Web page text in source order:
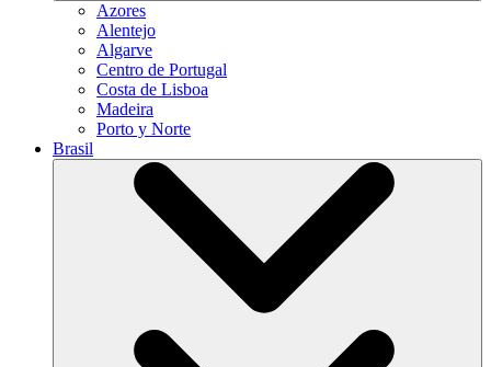
Azores
Alentejo
Algarve
Centro de Portugal
Costa de Lisboa
Madeira
Porto y Norte
Brasil